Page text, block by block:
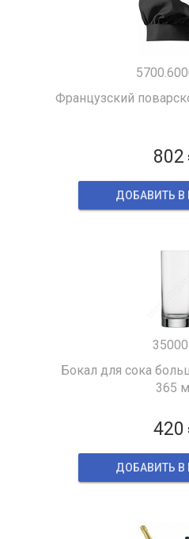
Французский
802
ДОБАВИТЬ В
Бокал для сока
365
420
ДОБАВИТЬ В